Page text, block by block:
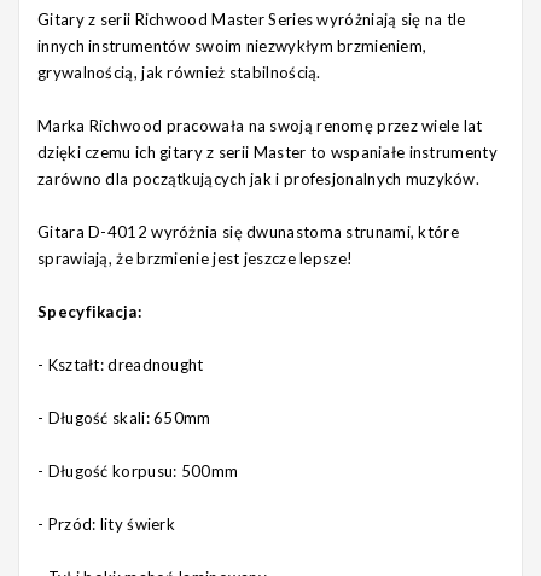
Gitary z serii Richwood Master Series wyróżniają się na tle
innych instrumentów swoim niezwykłym brzmieniem,
grywalnością, jak również stabilnością.
Marka Richwood pracowała na swoją renomę przez wiele lat
dzięki czemu ich gitary z serii Master to wspaniałe instrumenty
zarówno dla początkujących jak i profesjonalnych muzyków.
Gitara D-4012 wyróżnia się dwunastoma strunami, które
sprawiają, że brzmienie jest jeszcze lepsze!
Specyfikacja:
- Kształt: dreadnought
- Długość skali: 650mm
- Długość korpusu: 500mm
- Przód: lity świerk